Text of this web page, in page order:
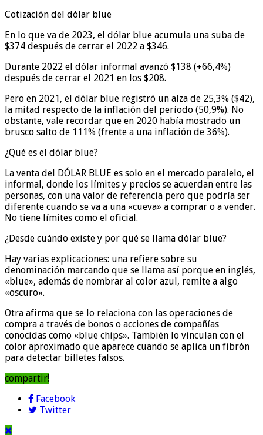
Cotización del dólar blue
En lo que va de 2023, el dólar blue acumula una suba de
$374 después de cerrar el 2022 a $346.
Durante 2022 el dólar informal avanzó $138 (+66,4%)
después de cerrar el 2021 en los $208.
Pero en 2021, el dólar blue registró un alza de 25,3% ($42),
la mitad respecto de la inflación del período (50,9%). No
obstante, vale recordar que en 2020 había mostrado un
brusco salto de 111% (frente a una inflación de 36%).
¿Qué es el dólar blue?
La venta del DÓLAR BLUE es solo en el mercado paralelo, el
informal, donde los límites y precios se acuerdan entre las
personas, con una valor de referencia pero que podría ser
diferente cuando se va a una «cueva» a comprar o a vender.
No tiene límites como el oficial.
¿Desde cuándo existe y por qué se llama dólar blue?
Hay varias explicaciones: una refiere sobre su
denominación marcando que se llama así porque en inglés,
«blue», además de nombrar al color azul, remite a algo
«oscuro».
Otra afirma que se lo relaciona con las operaciones de
compra a través de bonos o acciones de compañías
conocidas como «blue chips». También lo vinculan con el
color aproximado que aparece cuando se aplica un fibrón
para detectar billetes falsos.
compartir!
Facebook
Twitter